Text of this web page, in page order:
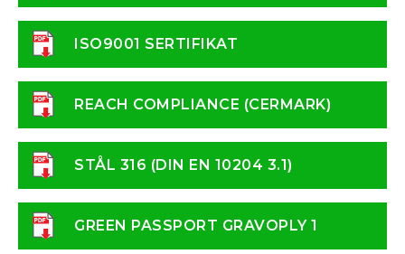
ISO9001 SERTIFIKAT
REACH COMPLIANCE (CERMARK)
STÅL 316 (DIN EN 10204 3.1)
GREEN PASSPORT GRAVOPLY 1